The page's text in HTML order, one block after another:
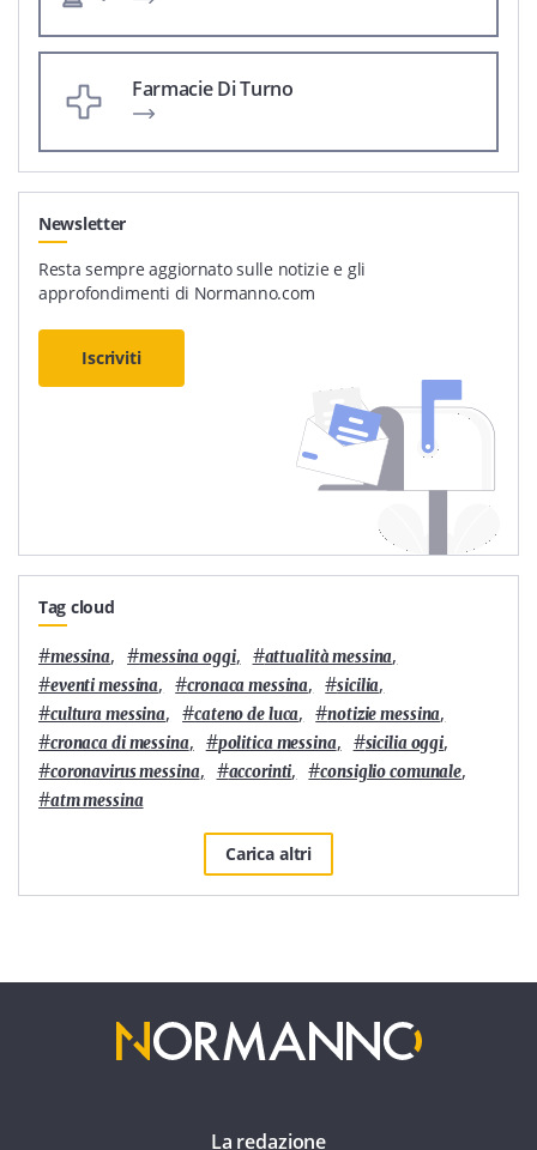
Farmacie Di Turno
Newsletter
Resta sempre aggiornato sulle notizie e gli
approfondimenti di Normanno.com
Iscriviti
Tag cloud
#messina, #messina oggi, #attualità messina,
#eventi messina, #cronaca messina, #sicilia,
#cultura messina, #cateno de luca, #notizie messina,
#cronaca di messina, #politica messina, #sicilia oggi,
#coronavirus messina, #accorinti, #consiglio comunale,
#atm messina
Carica altri
La redazione